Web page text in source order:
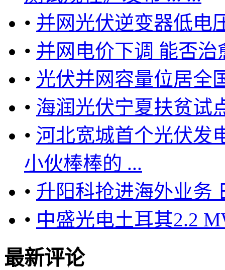
• 并网光伏逆变器低电
• 并网电价下调 能否
• 光伏并网容量位居全
• 海润光伏宁夏扶贫试
• 河北宽城首个光伏发
小伙棒棒的 ...
• 升阳科抢进海外业务
• 中盛光电土耳其2.2
最新评论